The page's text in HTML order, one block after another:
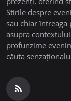
Știrile despre
sau chiar
asupra
profunzime
căuta